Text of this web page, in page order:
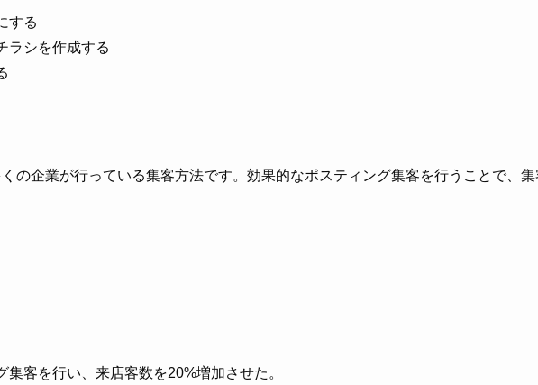
する
ラシを作成する
の企業が行っている集客方法です。効果的なポスティング集客を行うことで、
集客を行い、来店客数を20%増加させた。